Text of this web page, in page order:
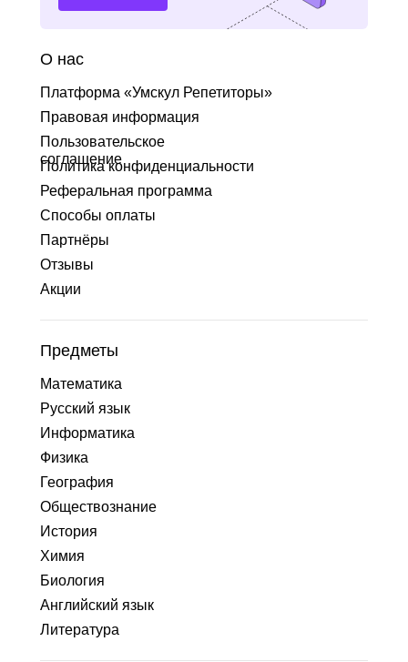
О нас
Платформа «Умскул Репетиторы»
Правовая информация
Пользовательское
соглашение
Политика конфиденциальности
Реферальная программа
Способы оплаты
Партнёры
Отзывы
Акции
Предметы
Математика
Русский язык
Информатика
Физика
География
Обществознание
История
Химия
Биология
Английский язык
Литература